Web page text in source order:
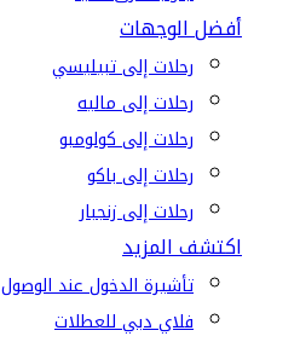
أفضل الوجهات
رحلات إلى تبيليسي
رحلات إلى ماليه
رحلات إلى كولومبو
رحلات إلى باكو
رحلات إلى زنجبار
اكتشف المزيد
تأشيرة الدخول عند الوصول
فلاي دبي للعطلات